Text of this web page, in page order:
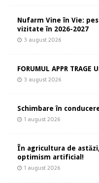
Nufarm Vine în Vie:
vizitate în 2026-2027
3 august 2026
FORUMUL APPR TRAGE
3 august 2026
Schimbare în
1 august 2026
În agricultura de
optimism artificial!
1 august 2026